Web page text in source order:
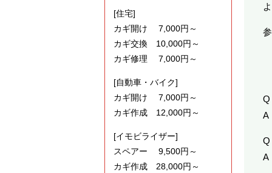
Q
A
A
[住宅]
カギ開け 7,000円～
カギ交換 10,000円～
カギ修理 7,000円～
[自動車・バイク]
カギ開け 7,000円～
カギ作成 12,000円～
[イモビライザー]
スペアー 9,500円～
カギ作成 28,000円～